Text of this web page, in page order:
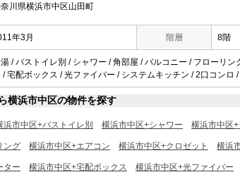
川県横浜市中区山田町
年3月 階層 8階
/ バストイレ別 / シャワー / 角部屋 / バルコニー / フローリ
/ 宅配ボックス / 光ファイバー / システムキッチン / 2口コンロ /
横浜市中区の物件を探す
浜市中区+バストイレ別 横浜市中区+シャワー 横浜市中区
ング 横浜市中区+エアコン 横浜市中区+クロゼット 横浜
ター 横浜市中区+宅配ボックス 横浜市中区+光ファイバー